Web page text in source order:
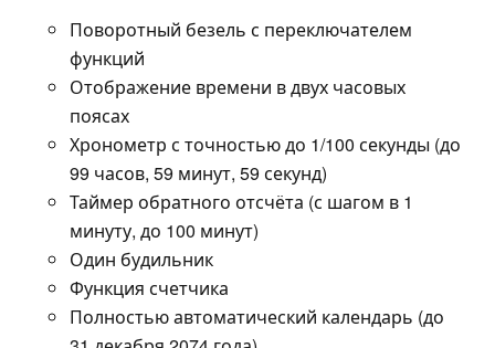
Поворотный безель с переключателем
функций
Отображение времени в двух часовых
поясах
Хронометр с точностью до 1/100 секунды (до
99 часов, 59 минут, 59 секунд)
Таймер обратного отсчёта (с шагом в 1
минуту, до 100 минут)
Один будильник
Функция счетчика
Полностью автоматический календарь (до